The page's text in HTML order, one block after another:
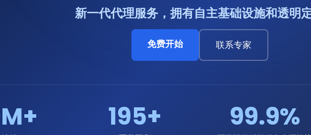
新一代代理服务，拥有自主基础设施和透明
免费开始 联系专家
195+ 99.9%